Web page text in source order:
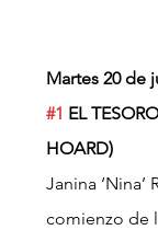
Martes 20 de
#1 EL
HOARD)
Janina
comienzo de